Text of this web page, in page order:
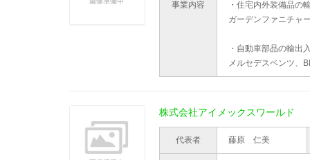
事業内容
・住宅内外装備品の
ガーデンファニチャ
・自動車部品の輸出
メルセデスベンツ、
株式会社アイメックスワールド
代表者 藤原 仁美